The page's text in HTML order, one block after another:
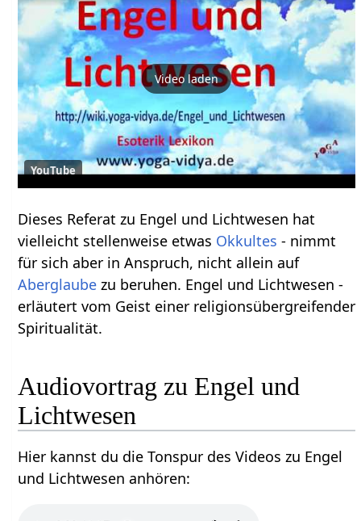
Video laden
YouTube
Dieses Referat zu Engel und Lichtwesen hat
vielleicht stellenweise etwas Okkultes - nimmt
für sich aber in Anspruch, nicht allein auf
Aberglaube zu beruhen. Engel und Lichtwesen -
erläutert vom Geist einer religionsübergreifender
Spiritualität.
Audiovortrag zu Engel und
Lichtwesen
Hier kannst du die Tonspur des Videos zu Engel
und Lichtwesen anhören: